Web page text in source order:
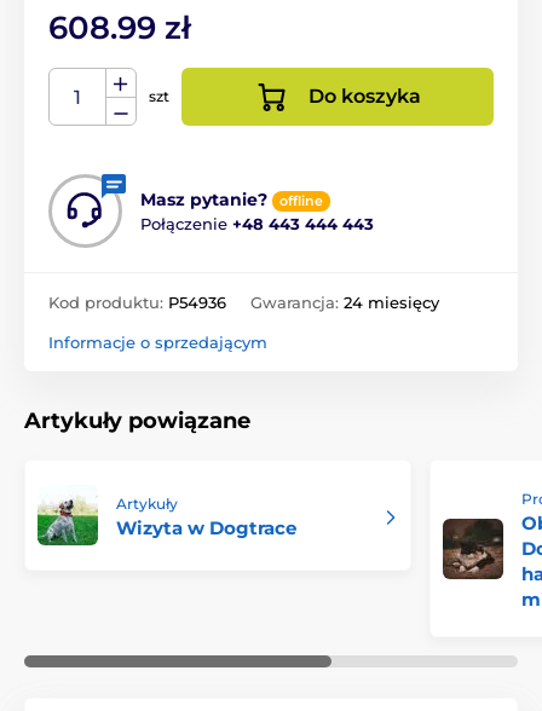
608.99 zł
szt Do koszyka
Masz pytanie? offline
Połączenie +48 443 444 443
Kod produktu: P54936 Gwarancja: 24 miesięcy
Informacje o sprzedającym
Artykuły powiązane
Artykuły
Wizyta w Dogtrace